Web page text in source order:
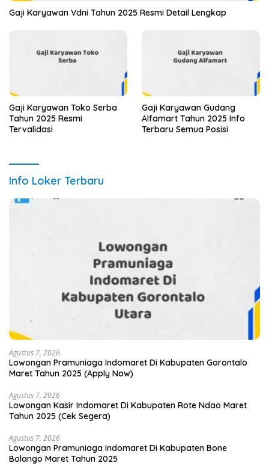
Gaji Karyawan Vdni Tahun 2025 Resmi Detail Lengkap
Gaji Karyawan Toko Serba
Tahun 2025 Resmi
Tervalidasi
Gaji Karyawan Gudang
Alfamart Tahun 2025 Info
Terbaru Semua Posisi
Info Loker Terbaru
Agustus 7, 2026
Lowongan Pramuniaga Indomaret Di Kabupaten Gorontalo
Maret Tahun 2025 (Apply Now)
Agustus 7, 2026
Lowongan Kasir Indomaret Di Kabupaten Rote Ndao Maret
Tahun 2025 (Cek Segera)
Agustus 7, 2026
Lowongan Pramuniaga Indomaret Di Kabupaten Bone
Bolango Maret Tahun 2025